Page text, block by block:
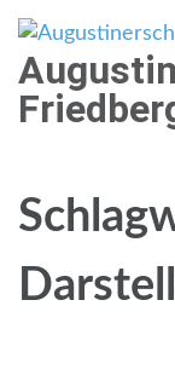
Weiter
zum
Inhalt
(Enter